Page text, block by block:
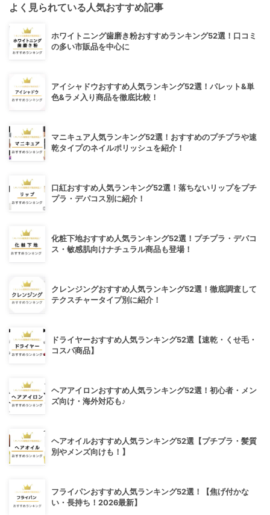
よく見られている人気おすすめ記事
ホワイトニング歯磨き粉おすすめランキング52選！口コミ
の多い市販品を中心に
アイシャドウおすすめ人気ランキング52選！パレット&単
色&ラメ入り商品を徹底比較！
マニキュア人気ランキング52選！おすすめのプチプラや速
乾タイプのネイルポリッシュを紹介！
口紅おすすめ人気ランキング52選！落ちないリップをプチ
プラ・デパコス別に紹介！
化粧下地おすすめ人気ランキング52選！プチプラ・デパコ
ス・敏感肌向けナチュラル商品も登場！
クレンジングおすすめ人気ランキング52選！徹底調査して
テクスチャータイプ別に紹介！
ドライヤーおすすめ人気ランキング52選【速乾・くせ毛・
コスパ商品】
ヘアアイロンおすすめ人気ランキング52選！初心者・メン
ズ向け・海外対応も♪
ヘアオイルおすすめ人気ランキング52選【プチプラ・髪質
別やメンズ向けも！】
フライパンおすすめ人気ランキング52選！【焦げ付かな
い・長持ち！2026最新】